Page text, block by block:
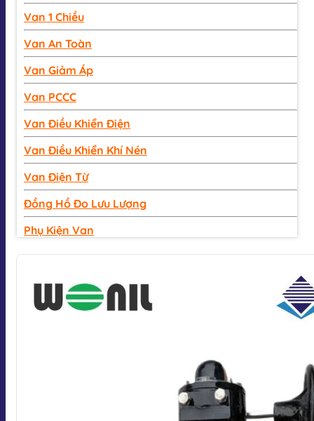
Van 1 Chiều
Van An Toàn
Van Giảm Áp
Van PCCC
Van Điều Khiển Điện
Van Điều Khiển Khí Nén
Van Điện Từ
Đồng Hồ Đo Lưu Lượng
Phụ Kiện Van